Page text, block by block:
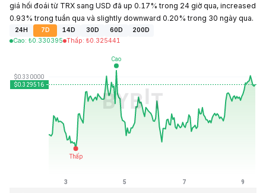
giá hối đoái từ TRX sang USD đã up 0.17% trong 24 giờ qua, increased
0.93% trong tuần qua và slightly downward 0.20% trong 30 ngày qua.
24H 7D 14D 30D 60D
200D
Cao: ₺0.330395 Thấp: ₺0.325441
Cập Nhật Lần Cuối: 2026-08-09, 10:18 GMT+0